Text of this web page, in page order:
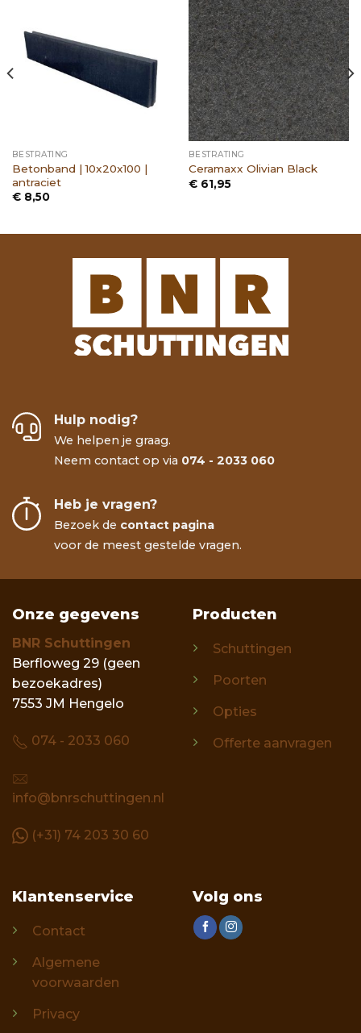
BESTRATING
Betonband | 10x20x100 |
antraciet
€8,50
BESTRATING
Ceramaxx Olivian Black
€61,95
Hulp nodig?
We helpen je graag.
Neem contact op via 074 - 2033 060
Heb je vragen?
Bezoek de contact pagina
voor de meest gestelde vragen.
Onze gegevens
BNR Schuttingen
Berfloweg 29 (geen
bezoekadres)
7553 JM Hengelo
074 - 2033 060
info@bnrschuttingen.nl
(+31) 74 203 30 60
Producten
Schuttingen
Poorten
Opties
Offerte aanvragen
Klantenservice
Contact
Algemene
voorwaarden
Privacy
Volg ons